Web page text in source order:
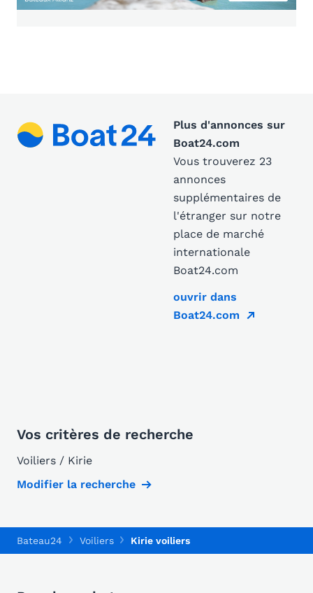
Plus d'annonces sur
Boat24.com
Vous trouverez 23
annonces
supplémentaires de
l'étranger sur notre
place de marché
internationale
Boat24.com
ouvrir dans
Boat24.com
Vos critères de recherche
Voiliers / Kirie
Modifier la recherche
Bateau24 Voiliers Kirie voiliers